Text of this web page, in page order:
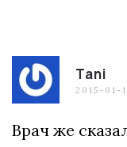
Tani
2015-
Врач же